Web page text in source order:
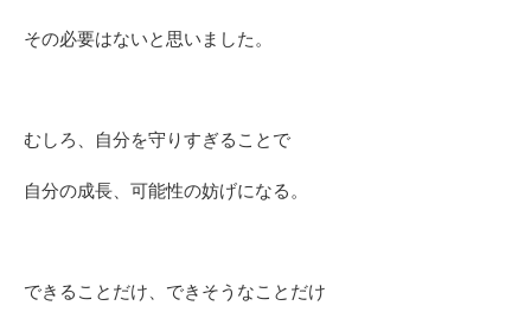
その必要はないと思いました。
むしろ、自分を守りすぎることで
自分の成長、可能性の妨げになる。
できることだけ、できそうなことだけ